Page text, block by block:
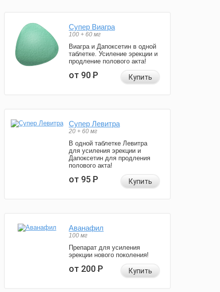
Супер Виагра
100 + 60 мг
Виагра и Дапоксетин в одной
таблетке. Усиление эрекции и
продление полового акта!
от 90Р Купить
Супер Левитра
20 + 60 мг
В одной таблетке Левитра
для усиления эрекции и
Дапоксетин для продления
полового акта!
от 95Р Купить
Аванафил
100 мг
Препарат для усиления
эрекции нового поколения!
от 200Р Купить